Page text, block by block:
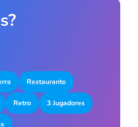
Restaurante
Retro 3 Jugadores